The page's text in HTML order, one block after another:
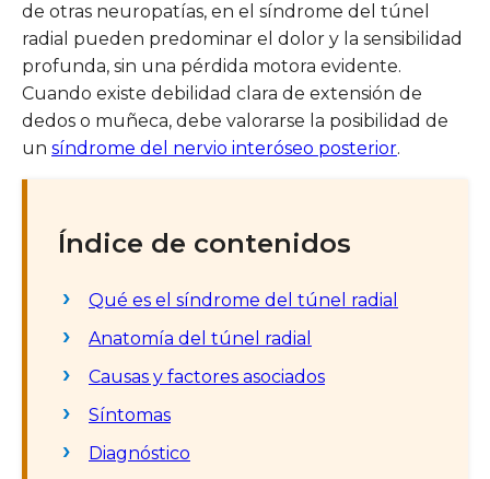
de otras neuropatías, en el síndrome del túnel
radial pueden predominar el dolor y la sensibilidad
profunda, sin una pérdida motora evidente.
Cuando existe debilidad clara de extensión de
dedos o muñeca, debe valorarse la posibilidad de
un síndrome del nervio interóseo posterior.
Índice de contenidos
Qué es el síndrome del túnel radial
Anatomía del túnel radial
Causas y factores asociados
Síntomas
Diagnóstico